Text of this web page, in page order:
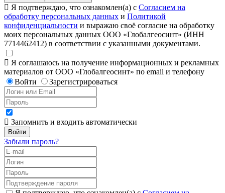
Я подтверждаю, что ознакомлен(а) с Согласием на
обработку персональных данных и Политикой
конфиденциальности и выражаю своё согласие на обработку
моих персональных данных ООО «Глобалгеосинт» (ИНН
7714462412) в соответствии с указанными документами.
Я соглашаюсь на получение информационных и рекламных
материалов от ООО «Глобалгеосинт» по email и телефону
Войти
Зарегистрироваться
Запомнить и входить автоматически
Забыли пароль?